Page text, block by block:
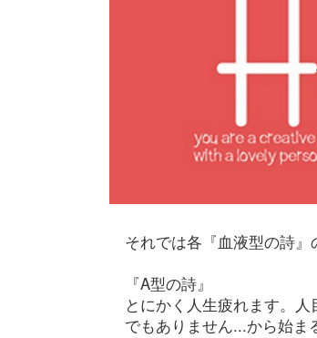
それでは各『血液型の詩』
『A型の詩』
とにかく人生疲れます。
でもありません...から始ま